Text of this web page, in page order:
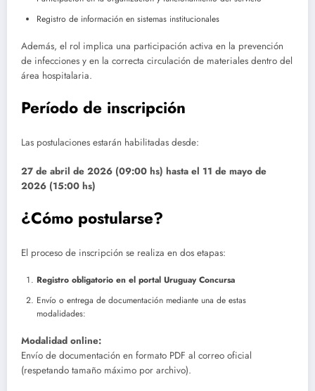
Registro de información en sistemas institucionales
Además, el rol implica una participación activa en la prevención
de infecciones y en la correcta circulación de materiales dentro del
área hospitalaria.
Período de inscripción
Las postulaciones estarán habilitadas desde:
27 de abril de 2026 (09:00 hs) hasta el 11 de mayo de
2026 (15:00 hs)
¿Cómo postularse?
El proceso de inscripción se realiza en dos etapas:
Registro obligatorio en el portal Uruguay Concursa
Envío o entrega de documentación mediante una de estas
modalidades:
Modalidad online:
Envío de documentación en formato PDF al correo oficial
(respetando tamaño máximo por archivo).